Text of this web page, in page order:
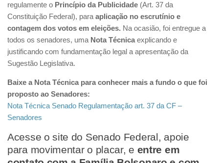
regulamente o Princípio da Publicidade (Art. 37 da
Constituição Federal), para aplicação no escrutínio e
contagem dos votos em eleições. Na ocasião, foi entregue a
todos os senadores, uma Nota Técnica explicando e
justificando com fundamentação legal a apresentação da
Sugestão Legislativa.
Baixe a Nota Técnica para conhecer mais a fundo o que foi
proposto ao Senadores:
Nota Técnica Senado Regulamentação art. 37 da CF –
Senadores
Acesse o site do Senado Federal, apoie
para movimentar o placar, e entre em